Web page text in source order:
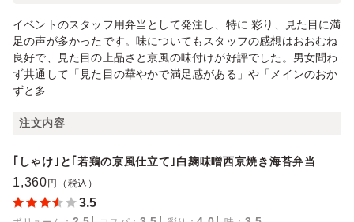
イベントのスタッフ用弁当として発注し、特に 彩り、見た目に満
足の声が多かったです。味についてもスタッフの感想はおおむね
良好で、見た目の上品さと京風の味付けが好評でした。男女問わ
ず共通して「見た目の華やかで満足感がある」や「メインのおか
ずと多...
注文内容
｢しゃけ｣と｢若鶏の京風仕立て｣白麹味噌西京焼き海苔弁当
1,360 円（税込）
3.5